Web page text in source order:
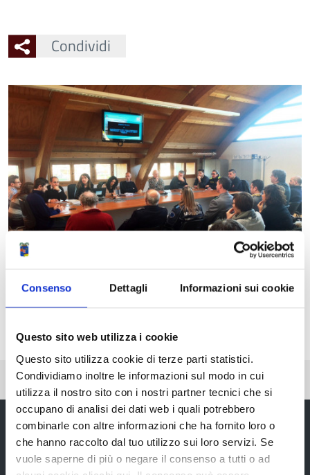
Consenso Dettagli Informazioni sui cookie
Questo sito web utilizza i cookie
Questo sito utilizza cookie di terze parti statistici.
Condividiamo inoltre le informazioni sul modo in cui
utilizza il nostro sito con i nostri partner tecnici che si
occupano di analisi dei dati web i quali potrebbero
combinarle con altre informazioni che ha fornito loro o
che hanno raccolto dal tuo utilizzo sui loro servizi. Se
vuole saperne di più o negare il consenso a tutti o ad
Condividi
Ingrandisci
l'immagine
Pubblicato: 26 Gennaio 2015 — Ultima modifica: 25 Giugno 2020
Provincia di Reggio Emilia